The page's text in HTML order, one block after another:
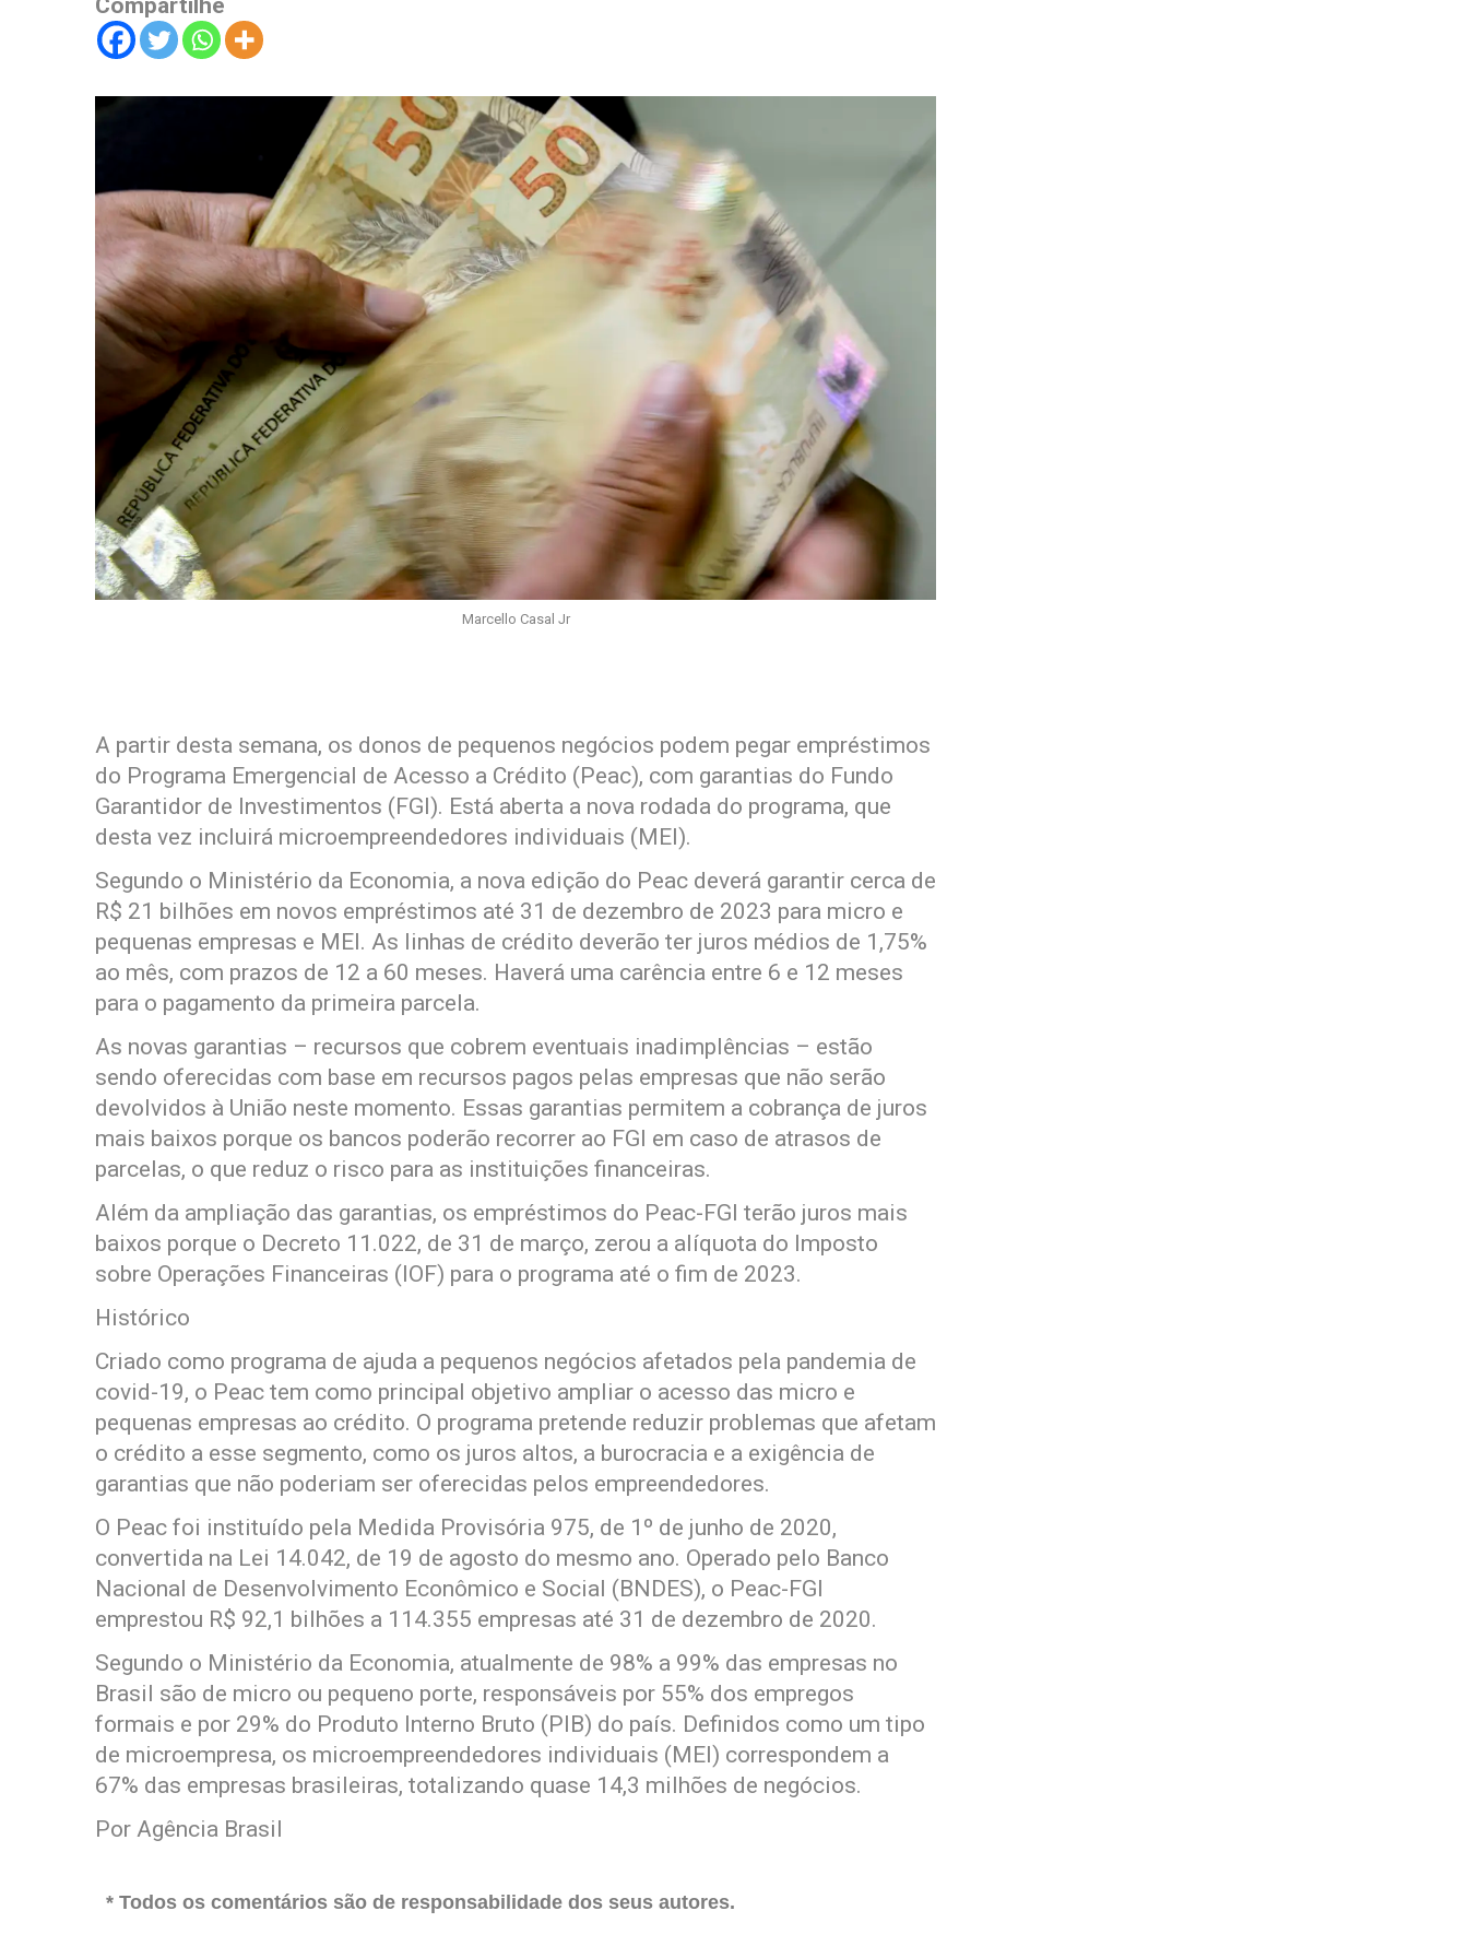
Compartilhe
Marcello Casal Jr
A partir desta semana, os donos de pequenos negócios podem pegar empréstimos
do Programa Emergencial de Acesso a Crédito (Peac), com garantias do Fundo
Garantidor de Investimentos (FGI). Está aberta a nova rodada do programa, que
desta vez incluirá microempreendedores individuais (MEI).
Segundo o Ministério da Economia, a nova edição do Peac deverá garantir cerca de
R$ 21 bilhões em novos empréstimos até 31 de dezembro de 2023 para micro e
pequenas empresas e MEI. As linhas de crédito deverão ter juros médios de 1,75%
ao mês, com prazos de 12 a 60 meses. Haverá uma carência entre 6 e 12 meses
para o pagamento da primeira parcela.
As novas garantias – recursos que cobrem eventuais inadimplências – estão
sendo oferecidas com base em recursos pagos pelas empresas que não serão
devolvidos à União neste momento. Essas garantias permitem a cobrança de juros
mais baixos porque os bancos poderão recorrer ao FGI em caso de atrasos de
parcelas, o que reduz o risco para as instituições financeiras.
Além da ampliação das garantias, os empréstimos do Peac-FGI terão juros mais
baixos porque o Decreto 11.022, de 31 de março, zerou a alíquota do Imposto
sobre Operações Financeiras (IOF) para o programa até o fim de 2023.
Histórico
Criado como programa de ajuda a pequenos negócios afetados pela pandemia de
covid-19, o Peac tem como principal objetivo ampliar o acesso das micro e
pequenas empresas ao crédito. O programa pretende reduzir problemas que afetam
o crédito a esse segmento, como os juros altos, a burocracia e a exigência de
garantias que não poderiam ser oferecidas pelos empreendedores.
O Peac foi instituído pela Medida Provisória 975, de 1º de junho de 2020,
convertida na Lei 14.042, de 19 de agosto do mesmo ano. Operado pelo Banco
Nacional de Desenvolvimento Econômico e Social (BNDES), o Peac-FGI
emprestou R$ 92,1 bilhões a 114.355 empresas até 31 de dezembro de 2020.
Segundo o Ministério da Economia, atualmente de 98% a 99% das empresas no
Brasil são de micro ou pequeno porte, responsáveis por 55% dos empregos
formais e por 29% do Produto Interno Bruto (PIB) do país. Definidos como um tipo
de microempresa, os microempreendedores individuais (MEI) correspondem a
67% das empresas brasileiras, totalizando quase 14,3 milhões de negócios.
Por Agência Brasil
* Todos os comentários são de responsabilidade dos seus autores.